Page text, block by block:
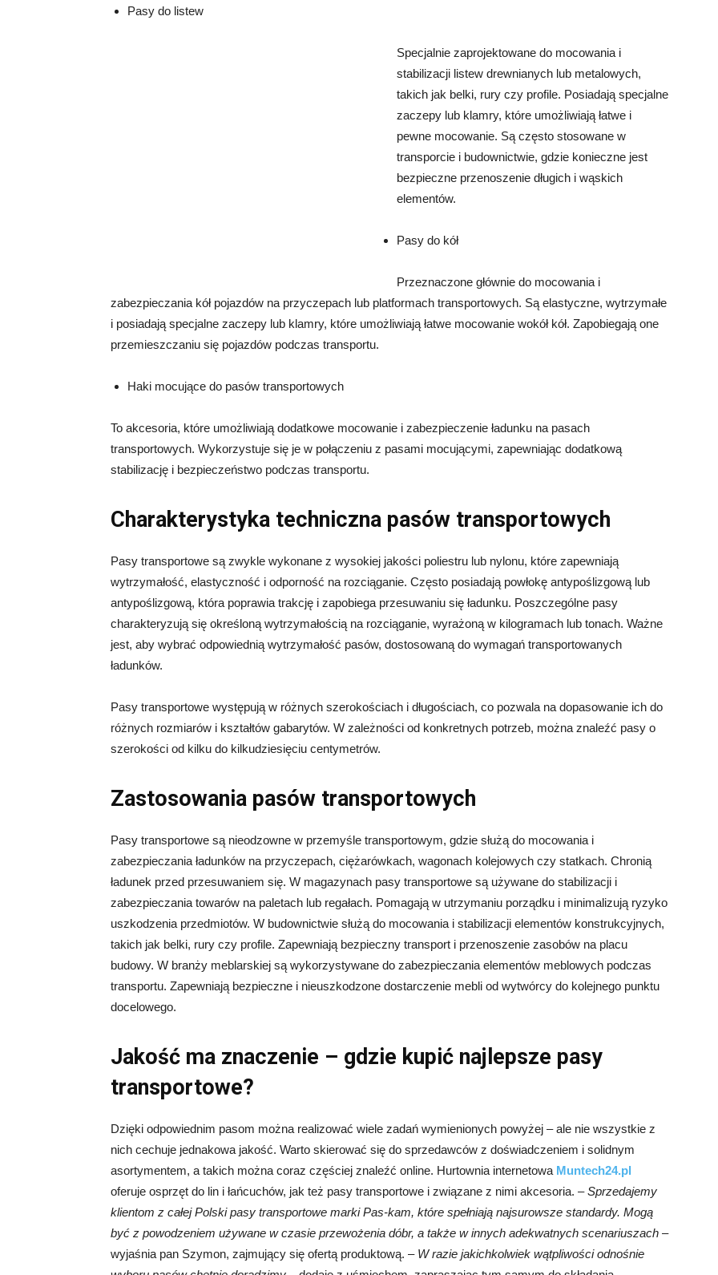
Pasy do listew
Specjalnie zaprojektowane do mocowania i
stabilizacji listew drewnianych lub metalowych,
takich jak belki, rury czy profile. Posiadają specjalne
zaczepy lub klamry, które umożliwiają łatwe i
pewne mocowanie. Są często stosowane w
transporcie i budownictwie, gdzie konieczne jest
bezpieczne przenoszenie długich i wąskich
elementów.
Pasy do kół
Przeznaczone głównie do mocowania i
zabezpieczania kół pojazdów na przyczepach lub platformach transportowych. Są elastyczne, wytrzymałe
i posiadają specjalne zaczepy lub klamry, które umożliwiają łatwe mocowanie wokół kół. Zapobiegają one
przemieszczaniu się pojazdów podczas transportu.
Haki mocujące do pasów transportowych
To akcesoria, które umożliwiają dodatkowe mocowanie i zabezpieczenie ładunku na pasach
transportowych. Wykorzystuje się je w połączeniu z pasami mocującymi, zapewniając dodatkową
stabilizację i bezpieczeństwo podczas transportu.
Charakterystyka techniczna pasów transportowych
Pasy transportowe są zwykle wykonane z wysokiej jakości poliestru lub nylonu, które zapewniają
wytrzymałość, elastyczność i odporność na rozciąganie. Często posiadają powłokę antypoślizgową lub
antypoślizgową, która poprawia trakcję i zapobiega przesuwaniu się ładunku. Poszczególne pasy
charakteryzują się określoną wytrzymałością na rozciąganie, wyrażoną w kilogramach lub tonach. Ważne
jest, aby wybrać odpowiednią wytrzymałość pasów, dostosowaną do wymagań transportowanych
ładunków.
Pasy transportowe występują w różnych szerokościach i długościach, co pozwala na dopasowanie ich do
różnych rozmiarów i kształtów gabarytów. W zależności od konkretnych potrzeb, można znaleźć pasy o
szerokości od kilku do kilkudziesięciu centymetrów.
Zastosowania pasów transportowych
Pasy transportowe są nieodzowne w przemyśle transportowym, gdzie służą do mocowania i
zabezpieczania ładunków na przyczepach, ciężarówkach, wagonach kolejowych czy statkach. Chronią
ładunek przed przesuwaniem się. W magazynach pasy transportowe są używane do stabilizacji i
zabezpieczania towarów na paletach lub regałach. Pomagają w utrzymaniu porządku i minimalizują ryzyko
uszkodzenia przedmiotów. W budownictwie służą do mocowania i stabilizacji elementów konstrukcyjnych,
takich jak belki, rury czy profile. Zapewniają bezpieczny transport i przenoszenie zasobów na placu
budowy. W branży meblarskiej są wykorzystywane do zabezpieczania elementów meblowych podczas
transportu. Zapewniają bezpieczne i nieuszkodzone dostarczenie mebli od wytwórcy do kolejnego punktu
docelowego.
Jakość ma znaczenie – gdzie kupić najlepsze pasy
transportowe?
Dzięki odpowiednim pasom można realizować wiele zadań wymienionych powyżej – ale nie wszystkie z
nich cechuje jednakowa jakość. Warto skierować się do sprzedawców z doświadczeniem i solidnym
asortymentem, a takich można coraz częściej znaleźć online. Hurtownia internetowa Muntech24.pl
oferuje osprzęt do lin i łańcuchów, jak też pasy transportowe i związane z nimi akcesoria. –Sprzedajemy
klientom z całej Polski pasy transportowe marki Pas-kam, które spełniają najsurowsze standardy. Mogą
być z powodzeniem używane w czasie przewożenia dóbr, a także w innych adekwatnych scenariuszach –
wyjaśnia pan Szymon, zajmujący się ofertą produktową. – W razie jakichkolwiek wątpliwości odnośnie